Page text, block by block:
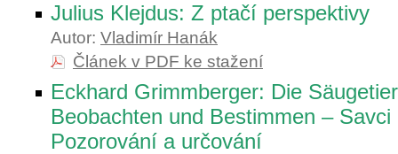
Julius Klejdus: Z ptačí perspektivy
Autor: Vladimír Hanák
Článek v PDF ke stažení
Eckhard Grimmberger: Die
Beobachten und Bestimmen –
Pozorování a určování